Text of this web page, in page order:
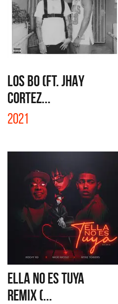
LOS BO (FT. JHAY
CORTEZ...
2021
ELLA NO ES TUYA
REMIX (...